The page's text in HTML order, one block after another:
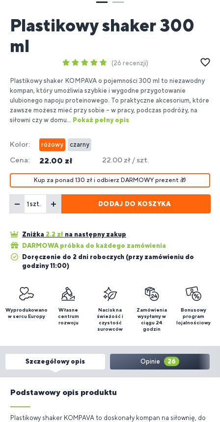
Plastikowy shaker 300
ml
26 recenzji
Plastikowy shaker KOMPAVA o pojemności 300 ml to niezawodny
kompan, który umożliwia szybkie i wygodne przygotowanie
ulubionego napoju proteinowego. To praktyczne akcesorium, które
zawsze możesz mieć przy sobie – w pracy, podczas podróży, na
siłowni czy w domu... Pokaż pełny opis
Kolor: różowy czarny
Cena: 22.00 zł 22.00 zł / szt.
Kup za ponad 130 zł i odbierz DARMOWY prezent 🎁
szt. DODAJ DO KOSZYKA
Zniżka 2.2 zł na następny zakup
DARMOWA próbka do każdego zamówienia
Doręczenie do 2 dni roboczych (przy zamówieniu do
godziny 11:00)
Wyprodukowano
w sercu Europy
Własne
centrum
rozwoju
Nacisk na
świeżość i
czystość
surowców
Zamówienia
wysyłamy w
ciągu 24
godzin
Bonusowy
program
lojalnościowy
Szczegółowy opis Opinie 26
Podstawowy opis produktu
Plastikowy shaker KOMPAVA to doskonały kompan na siłownię, do